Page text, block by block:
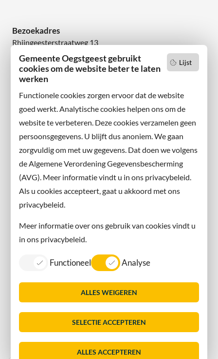
Lijst
Gemeente Oegstgeest gebruikt
cookies om de website beter te laten
werken
Functionele cookies zorgen ervoor dat de website
goed werkt. Analytische cookies helpen ons om de
website te verbeteren. Deze cookies verzamelen geen
persoonsgegevens. U blijft dus anoniem. We gaan
zorgvuldig om met uw gegevens. Dat doen we volgens
de Algemene Verordening Gegevensbescherming
(AVG). Meer informatie vindt u in ons privacybeleid.
Als u cookies accepteert, gaat u akkoord met ons
privacybeleid.
Meer informatie over ons gebruik van cookies vindt u
in ons privacybeleid.
Functioneel Analyse
ALLES WEIGEREN
SELECTIE ACCEPTEREN
ALLES ACCEPTEREN
Bezoekadres
Rhijngeesterstraatweg 13
2342 AN Oegstgeest
Wilt u niets missen?
en volg ons ook op sociale media.
Facebook
X
Instagram
Contact met de gemeente
Contact
Information in English
Sitemap
Toegankelijkheid
Dorpsmarketing Oegstgeest